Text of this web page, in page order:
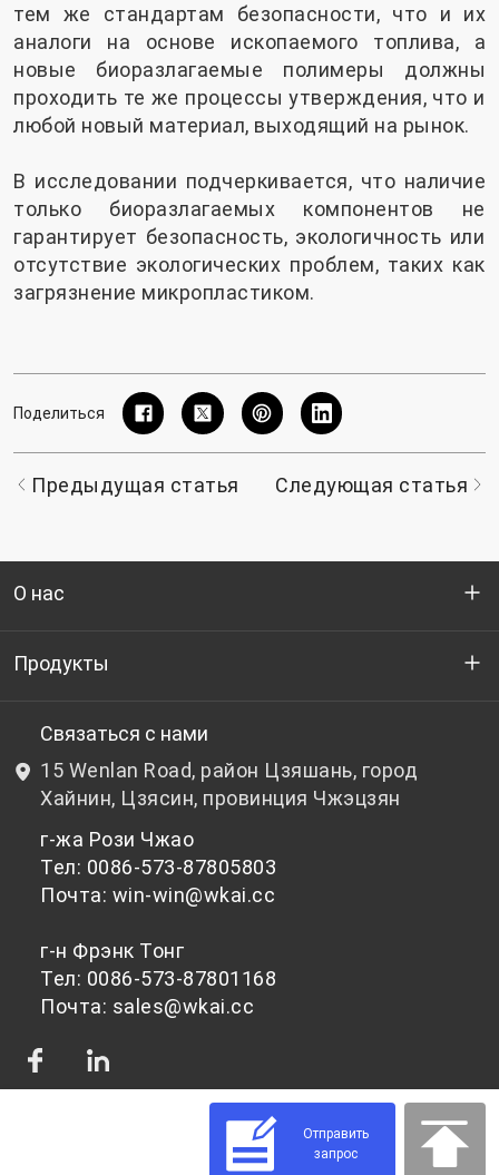
тем же стандартам безопасности, что и их
аналоги на основе ископаемого топлива, а
новые биоразлагаемые полимеры должны
проходить те же процессы утверждения, что и
любой новый материал, выходящий на рынок.
В исследовании подчеркивается, что наличие
только биоразлагаемых компонентов не
гарантирует безопасность, экологичность или
отсутствие экологических проблем, таких как
загрязнение микропластиком.
Поделиться
Предыдущая статья Следующая статья
О нас
Кто мы
НИОКР
Новости и события
политика конфиденциальности
Продукты
Бутылочный ПЭТ-гранулят
Небутылочный ПЭТ-гранулят
Связаться с нами
15 Wenlan Road, район Цзяшань, город
Хайнин, Цзясин, провинция Чжэцзян
г-жа Рози Чжао
Тел: 0086-573-87805803
Почта: win-win@wkai.cc
г-н Фрэнк Тонг
Тел: 0086-573-87801168
Почта: sales@wkai.cc
© 2026 Сырье для ПЭТ-чипсов для различного применения | WKAI -
Поставщик высококачественного ПЭТ-пластика Powered by Shopastro
Отправить
запрос